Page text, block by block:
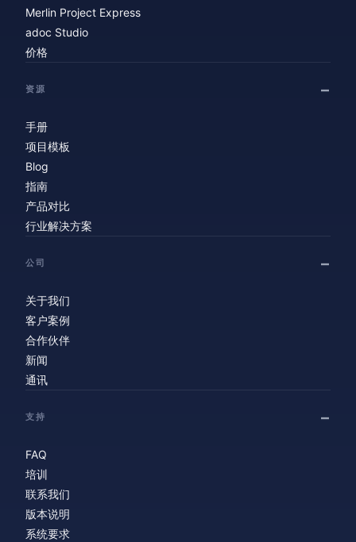
Merlin Project Express
adoc Studio
价格
资源
手册
项目模板
Blog
指南
产品对比
行业解决方案
公司
关于我们
客户案例
合作伙伴
新闻
通讯
支持
FAQ
培训
联系我们
版本说明
系统要求